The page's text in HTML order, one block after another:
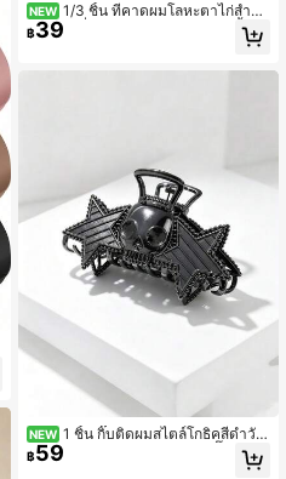
NEW 1/3 ชิ้น ที่คาดผมโลหะตาไก่สำหรั
บผู้หญิง ที่คาดผมยางยืดกว้าง ผ้าเนื้อนุ่
ม ที่คาดผมแฟชั่น อุปกรณ์เสริมผมยางยื
฿39
NEW 1 ชิ้น กิ๊บติดผมสไตล์โกธิคสีดำวัน
ฮาโลวีน ลายกะโหลกและดาว กิ๊บโลหะ
คุณภาพสูงแบบปากฉลาม อุปกรณ์เสริม
฿59